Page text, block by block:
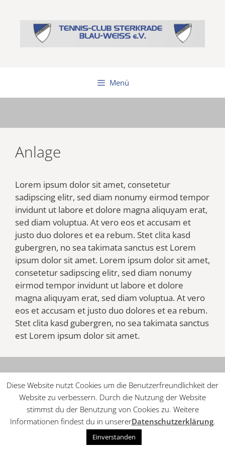
springen
Menü
Anlage
Lorem ipsum dolor sit amet, consetetur
sadipscing elitr, sed diam nonumy eirmod tempor
invidunt ut labore et dolore magna aliquyam erat,
sed diam voluptua. At vero eos et accusam et
justo duo dolores et ea rebum. Stet clita kasd
gubergren, no sea takimata sanctus est Lorem
ipsum dolor sit amet. Lorem ipsum dolor sit amet,
consetetur sadipscing elitr, sed diam nonumy
eirmod tempor invidunt ut labore et dolore
magna aliquyam erat, sed diam voluptua. At vero
eos et accusam et justo duo dolores et ea rebum.
Stet clita kasd gubergren, no sea takimata sanctus
est Lorem ipsum dolor sit amet.
© 2026 Tennis Club • Erstellt mitGeneratePress
Diese Website nutzt Cookies um die Benutzerfreundlichkeit der
Website zu verbessern. Durch die Nutzung der Website
stimmst du der Benutzung von Cookies zu. Weitere
Informationen findest du in unsererDatenschutzerklärung.
Einverstanden